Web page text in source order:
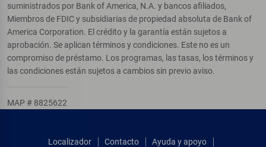
suministrados por Bank of America, N.A. y bancos afiliados,
Miembros de FDIC y subsidiarias de propiedad absoluta de Bank of
America Corporation. El crédito y la garantía están sujetos a
aprobación. Se aplican términos y condiciones. Este no es un
compromiso de préstamo. Los programas, las tasas, los términos y
las condiciones están sujetos a cambios sin previo aviso.
MAP # 8825622
Localizador Contacto
Ayuda y apoyo